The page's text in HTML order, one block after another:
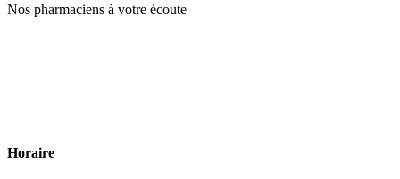
Nos pharmaciens à votre écoute
Horaire